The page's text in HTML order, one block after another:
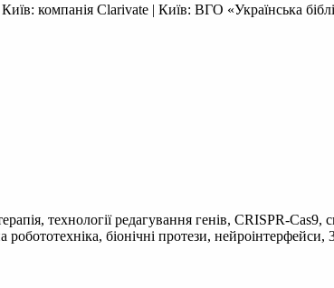
Київ: компанія Clarivate | Київ: ВГО «Українська
технології редагування генів, CRISPR-Cas9,
біонічні протези, нейроінтерфейси,